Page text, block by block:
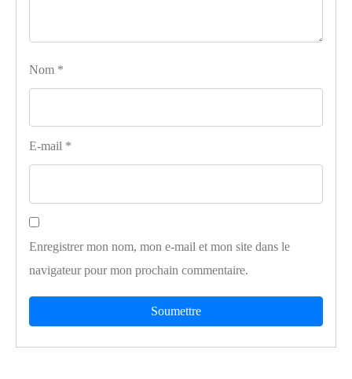
Nom *
E-mail *
Enregistrer mon nom, mon e-mail et mon site dans le
navigateur pour mon prochain commentaire.